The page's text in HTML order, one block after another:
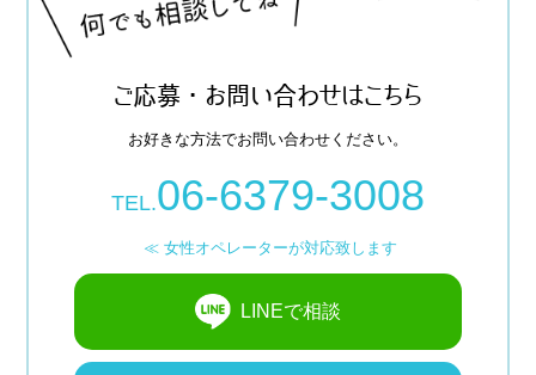
ご応募・お問い合わせはこちら
お好きな方法でお問い合わせください。
TEL.06-6379-3008
≪ 女性オペレーターが対応致します
LINEで相談